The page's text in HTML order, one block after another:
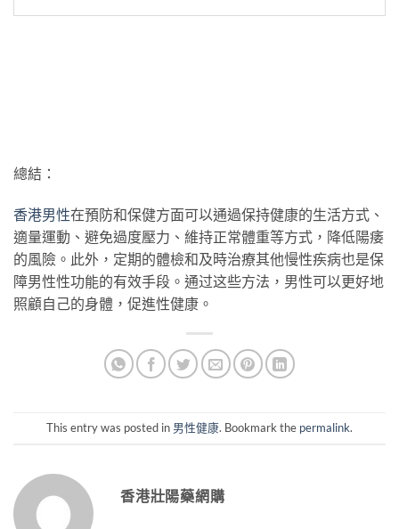
總結：
香港男性在預防和保健方面可以通過保持健康的生活方式、
適量運動、避免過度壓力、維持正常體重等方式，降低陽痿
的風險。此外，定期的體檢和及時治療其他慢性疾病也是保
障男性性功能的有效手段。通过这些方法，男性可以更好地
照顧自己的身體，促進性健康。
This entry was posted in 男性健康. Bookmark the permalink.
香港壯陽藥網購